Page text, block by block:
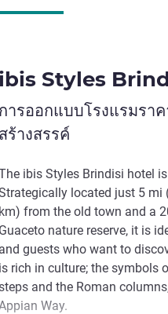
ibis Styles
การออกแบบโรงแรมรา
สร้างสรรค์
ibis Styles Brindisi hotel
located just 5 mi
km) from the old town and a
Guaceto nature reserve, it is
and guests who want to
is rich in culture; the symbols
and the Roman
Way.